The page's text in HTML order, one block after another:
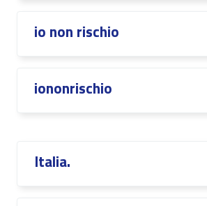
io non rischio
iononrischio
Italia.